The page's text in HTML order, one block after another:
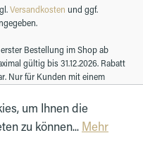
Versandkosten und ggf.
Bestellung im Shop ab
gültig bis 31.12.2026. Rabatt
Nur für Kunden mit einem
um Ihnen die
zu können... Mehr